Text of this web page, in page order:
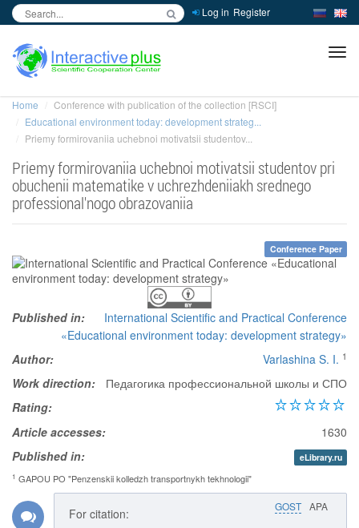
Log in Register
Home
Conference with publication of the collection [RSCI]
Educational environment today: development strateg...
Priemy formirovaniia uchebnoi motivatsii studentov...
Priemy formirovaniia uchebnoi motivatsii studentov pri
obuchenii matematike v uchrezhdeniiakh srednego
professional'nogo obrazovaniia
Conference Paper
Published in:
International Scientific and Practical Conference
«Educational environment today: development strategy»
Author:
Varlashina S. I. 1
Work direction:
Педагогика профессиональной школы и СПО
Rating:
Article accesses:
1630
Published in:
eLibrary.ru
1 GAPOU PO "Penzenskii kolledzh transportnykh tekhnologii"
GOST APA
For citation: